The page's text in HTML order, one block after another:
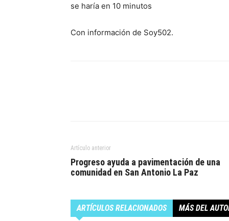
se haría en 10 minutos
Con información de Soy502.
Artículo anterior
Progreso ayuda a pavimentación de una
comunidad en San Antonio La Paz
ARTÍCULOS RELACIONADOS MÁS DEL